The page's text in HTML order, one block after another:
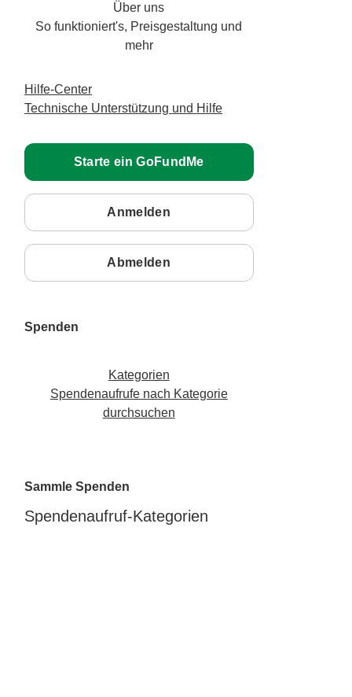
Über uns
So funktioniert's, Preisgestaltung und
mehr
Hilfe-Center
Technische Unterstützung und Hilfe
Starte ein GoFundMe
Anmelden
Abmelden
Spenden
Kategorien
Spendenaufrufe nach Kategorie
durchsuchen
Sammle Spenden
Spendenaufruf-Kategorien